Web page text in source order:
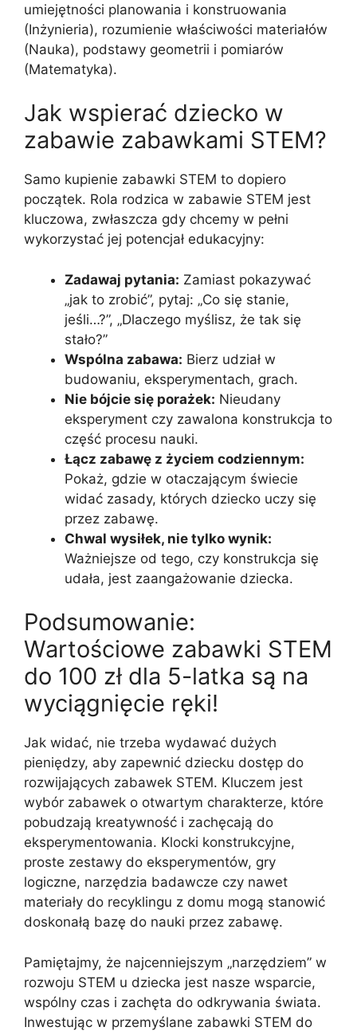
umiejętności planowania i konstruowania
(Inżynieria), rozumienie właściwości materiałów
(Nauka), podstawy geometrii i pomiarów
(Matematyka).
Jak wspierać dziecko w
zabawie zabawkami STEM?
Samo kupienie zabawki STEM to dopiero
początek. Rola rodzica w zabawie STEM jest
kluczowa, zwłaszcza gdy chcemy w pełni
wykorzystać jej potencjał edukacyjny:
Zadawaj pytania: Zamiast pokazywać
„jak to zrobić”, pytaj: „Co się stanie,
jeśli…?”, „Dlaczego myślisz, że tak się
stało?”
Wspólna zabawa: Bierz udział w
budowaniu, eksperymentach, grach.
Nie bójcie się porażek: Nieudany
eksperyment czy zawalona konstrukcja to
część procesu nauki.
Łącz zabawę z życiem codziennym:
Pokaż, gdzie w otaczającym świecie
widać zasady, których dziecko uczy się
przez zabawę.
Chwal wysiłek, nie tylko wynik:
Ważniejsze od tego, czy konstrukcja się
udała, jest zaangażowanie dziecka.
Podsumowanie:
Wartościowe zabawki STEM
do 100 zł dla 5-latka są na
wyciągnięcie ręki!
Jak widać, nie trzeba wydawać dużych
pieniędzy, aby zapewnić dziecku dostęp do
rozwijających zabawek STEM. Kluczem jest
wybór zabawek o otwartym charakterze, które
pobudzają kreatywność i zachęcają do
eksperymentowania. Klocki konstrukcyjne,
proste zestawy do eksperymentów, gry
logiczne, narzędzia badawcze czy nawet
materiały do recyklingu z domu mogą stanowić
doskonałą bazę do nauki przez zabawę.
Pamiętajmy, że najcenniejszym „narzędziem” w
rozwoju STEM u dziecka jest nasze wsparcie,
wspólny czas i zachęta do odkrywania świata.
Inwestując w przemyślane zabawki STEM do